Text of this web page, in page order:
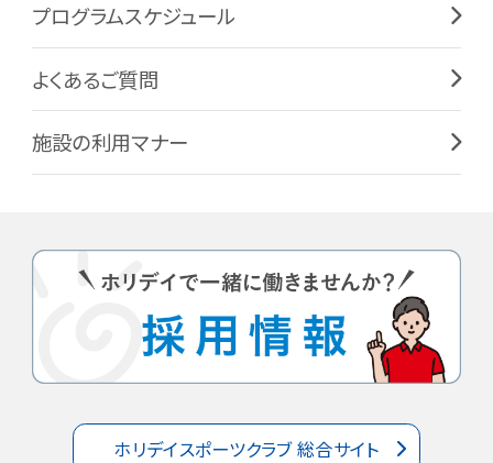
プログラムスケジュール
よくあるご質問
施設の利用マナー
ホリデイスポーツクラブ 総合サイト